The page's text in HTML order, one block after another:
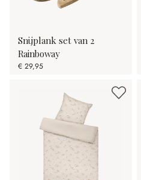
Snijplank set van 2
Rainboway
€ 29,95